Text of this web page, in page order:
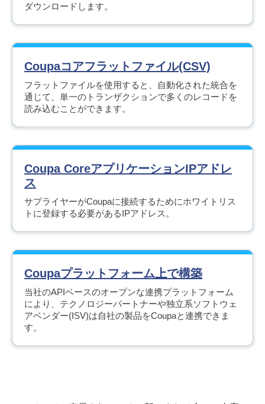
ダウンロードします。
Coupaコアフラットファイル(CSV)
フラットファイルを使用すると、自動化された統合を
通じて、単一のトランザクションで多くのレコードを
読み込むことができます。
Coupa CoreアプリケーションIPアドレ
ス
サプライヤーがCoupaに接続するためにホワイトリス
トに登録する必要があるIPアドレス。
Coupaプラットフォーム上で構築
当社のAPIベースのオープンな連携プラットフォーム
により、テクノロジーパートナーや独立系ソフトウェ
アベンダー(ISV)は自社の製品をCoupaと連携できま
す。